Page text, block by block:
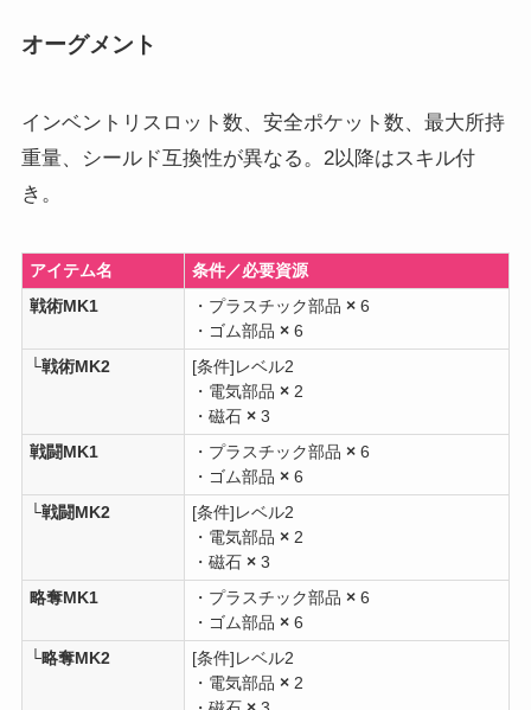
オーグメント
インベントリスロット数、安全ポケット数、最大所持
重量、シールド互換性が異なる。2以降はスキル付
き。
アイテム名
条件／必要資源
戦術MK1
・プラスチック部品 × 6
・ゴム部品 × 6
└戦術MK2
[条件]レベル2
・電気部品 × 2
・磁石 × 3
戦闘MK1
・プラスチック部品 × 6
・ゴム部品 × 6
└戦闘MK2
[条件]レベル2
・電気部品 × 2
・磁石 × 3
略奪MK1
・プラスチック部品 × 6
・ゴム部品 × 6
└略奪MK2
[条件]レベル2
・電気部品 × 2